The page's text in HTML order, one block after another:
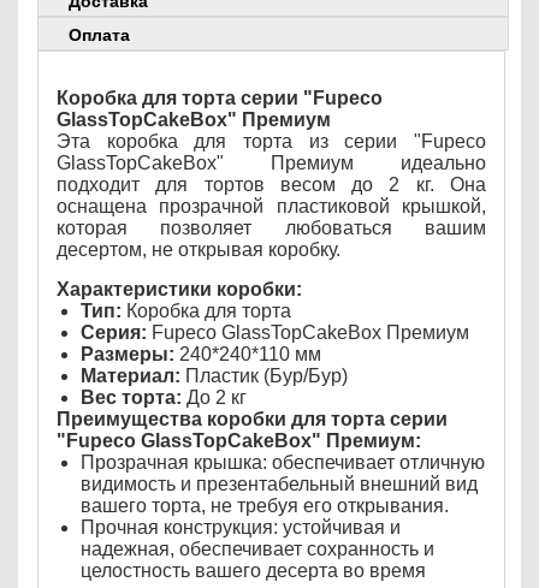
Оплата
Коробка для торта серии "Fupeco
GlassTopCakeBox" Премиум
Эта коробка для торта из серии "Fupeco
GlassTopCakeBox" Премиум идеально
подходит для тортов весом до 2 кг. Она
оснащена прозрачной пластиковой крышкой,
которая позволяет любоваться вашим
десертом, не открывая коробку.
Характеристики коробки:
Тип: Коробка для торта
Серия: Fupeco GlassTopCakeBox Премиум
Размеры: 240*240*110 мм
Материал: Пластик (Бур/Бур)
Вес торта: До 2 кг
Преимущества коробки для торта серии
"Fupeco GlassTopCakeBox" Премиум:
Прозрачная крышка: обеспечивает отличную
видимость и презентабельный внешний вид
вашего торта, не требуя его открывания.
Прочная конструкция: устойчивая и
надежная, обеспечивает сохранность и
целостность вашего десерта во время